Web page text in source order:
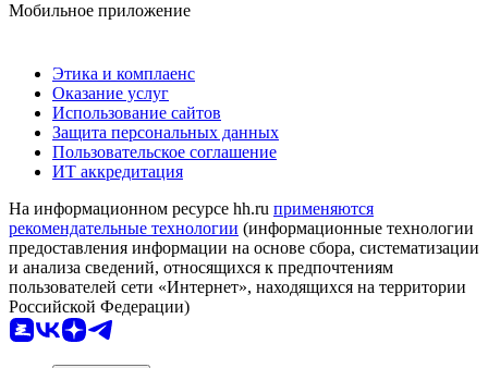
Мобильное приложение
Этика и комплаенс
Оказание услуг
Использование сайтов
Защита персональных данных
Пользовательское соглашение
ИТ аккредитация
На информационном ресурсе hh.ru применяются
рекомендательные технологии (информационные технологии
предоставления информации на основе сбора, систематизации
и анализа сведений, относящихся к предпочтениям
пользователей сети «Интернет», находящихся на территории
Российской Федерации)